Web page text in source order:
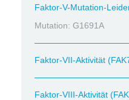
Faktor-V-Mutation-
Mutation: G1691A
Faktor-VII-Aktivität
Faktor-VIII-Aktivität